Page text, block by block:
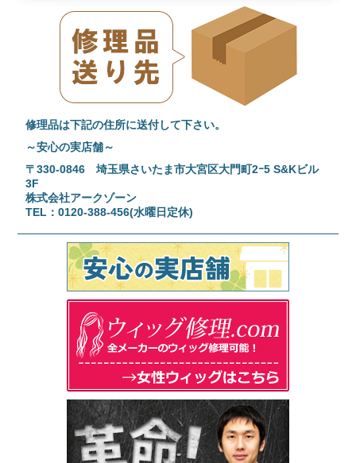
修理品は下記の住所に送付して下さい。
～安心の実店舗～
〒330-0846 埼玉県さいたま市大宮区大門町2ｰ5 S&Kビル
3F
株式会社アークゾーン
TEL：0120-388-456(水曜日定休)